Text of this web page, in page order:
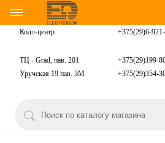
Колл-центр +375(29)6-921-
ТЦ - Grad, пав. 201 +375(29)199-
Уручская 19 пав. 3М +375(29)354-